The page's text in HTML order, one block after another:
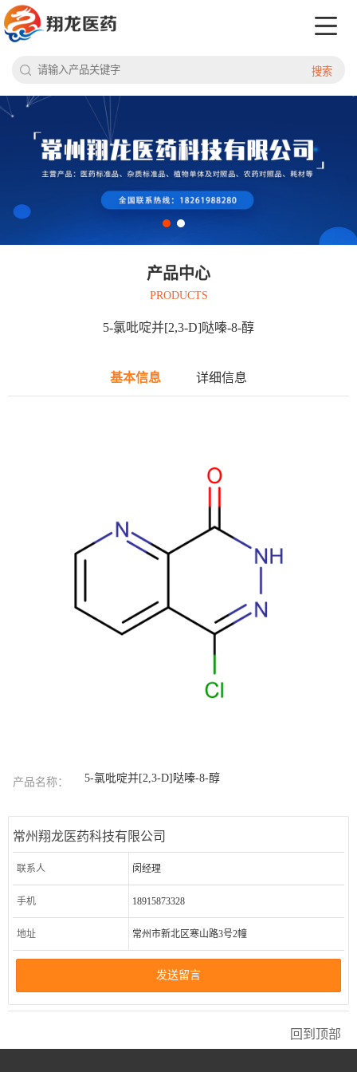
搜索
产品中心
PRODUCTS
5-氯吡啶并[2,3-D]哒嗪-8-醇
基本信息 详细信息
产品名称： 5-氯吡啶并[2,3-D]哒嗪-8-醇
常州翔龙医药科技有限公司
联系人 闵经理
手机 18915873328
地址 常州市新北区寒山路3号2幢
发送留言
回到顶部